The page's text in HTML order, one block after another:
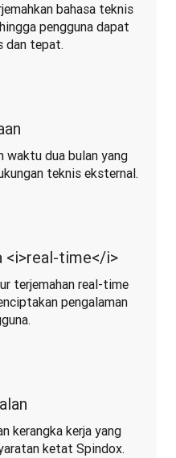
bahasa teknis
pengguna dapat
dan tepat.
waktu dua bulan yang
teknis eksternal.
<i>real-time</i>
terjemahan real-time
pengalaman
kerangka kerja yang
ketat Spindox.